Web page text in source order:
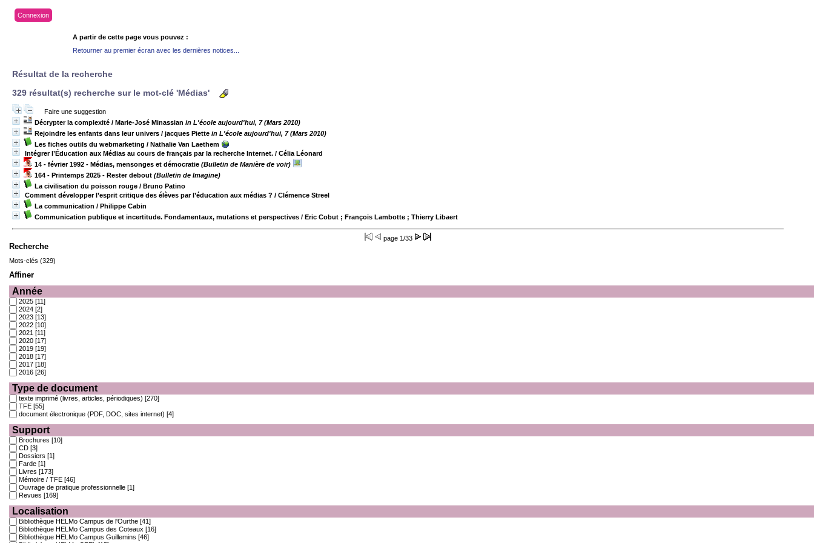
Connexion
A partir de cette page vous pouvez :
Retourner au premier écran avec les dernières notices...
Résultat de la recherche
329 résultat(s) recherche sur le mot-clé 'Médias'
Faire une suggestion
Décrypter la complexité / Marie-José Minassian in L'école aujourd'hui, 7 (Mars 2010)
Rejoindre les enfants dans leur univers / jacques Piette in L'école aujourd'hui, 7 (Mars 2010)
Les fiches outils du webmarketing / Nathalie Van Laethem
Intégrer l’Éducation aux Médias au cours de français par la recherche Internet. / Célia Léonard
14 - février 1992 - Médias, mensonges et démocratie (Bulletin de Manière de voir)
164 - Printemps 2025 - Rester debout (Bulletin de Imagine)
La civilisation du poisson rouge / Bruno Patino
Comment développer l’esprit critique des élèves par l’éducation aux médias ? / Clémence Streel
La communication / Philippe Cabin
Communication publique et incertitude. Fondamentaux, mutations et perspectives / Eric Cobut ; François Lambotte ; Thierry Libaert
page 1/33
Recherche
Mots-clés (329)
Affiner
Année
2025 [11]
2024 [2]
2023 [13]
2022 [10]
2021 [11]
2020 [17]
2019 [19]
2018 [17]
2017 [18]
2016 [26]
Type de document
texte imprimé (livres, articles, périodiques) [270]
TFE [55]
document électronique (PDF, DOC, sites internet) [4]
Support
Brochures [10]
CD [3]
Dossiers [1]
Farde [1]
Livres [173]
Mémoire / TFE [46]
Ouvrage de pratique professionnelle [1]
Revues [169]
Localisation
Bibliothèque HELMo Campus de l'Ourthe [41]
Bibliothèque HELMo Campus des Coteaux [16]
Bibliothèque HELMo Campus Guillemins [46]